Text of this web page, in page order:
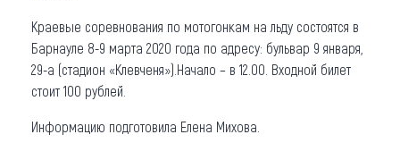
Краевые соревнования по мотогонкам на льду состоятся в
Барнауле 8-9 марта 2020 года по адресу: бульвар 9 января,
29-а (стадион «Клевченя»).Начало – в 12.00. Входной билет
стоит 100 рублей.
Информацию подготовила Елена Михова.